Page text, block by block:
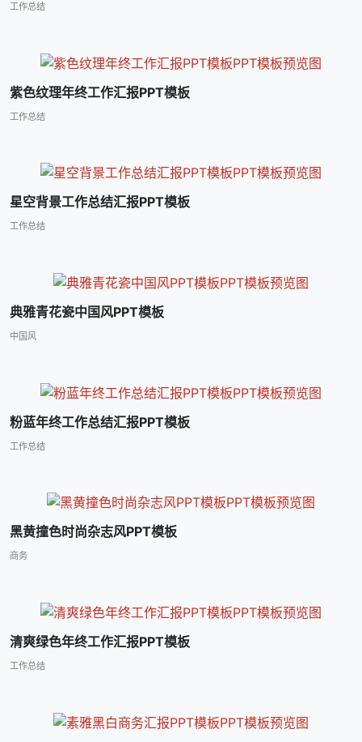
工作总结
紫色纹理年终工作汇报PPT模板
工作总结
星空背景工作总结汇报PPT模板
工作总结
典雅青花瓷中国风PPT模板
中国风
粉蓝年终工作总结汇报PPT模板
工作总结
黑黄撞色时尚杂志风PPT模板
商务
清爽绿色年终工作汇报PPT模板
工作总结